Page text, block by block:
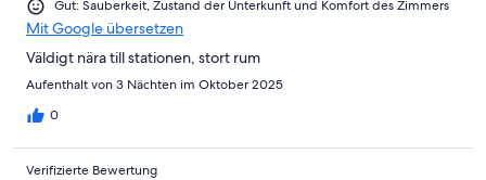
Gut: Sauberkeit, Zustand der Unterkunft und Komfort des Zimmers
Mit Google übersetzen
Väldigt nära till stationen, stort rum
Aufenthalt von 3 Nächten im Oktober 2025
0
Verifizierte Bewertung